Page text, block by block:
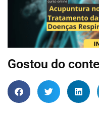
Gostou do